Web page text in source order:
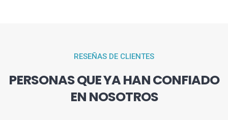
RESEÑAS DE CLIENTES
PERSONAS QUE YA HAN CONFIADO
EN NOSOTROS